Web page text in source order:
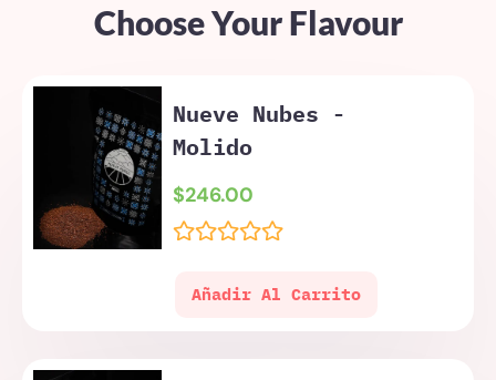
Choose Your Flavour
Nueve Nubes -
Molido
$246.00
Añadir Al Carrito